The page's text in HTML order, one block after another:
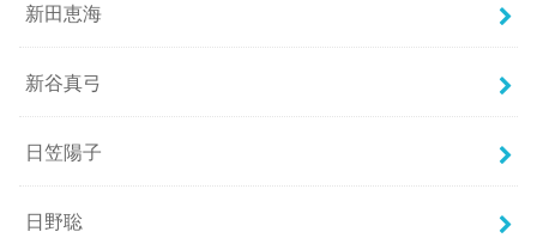
新田恵海
新谷真弓
日笠陽子
日野聡